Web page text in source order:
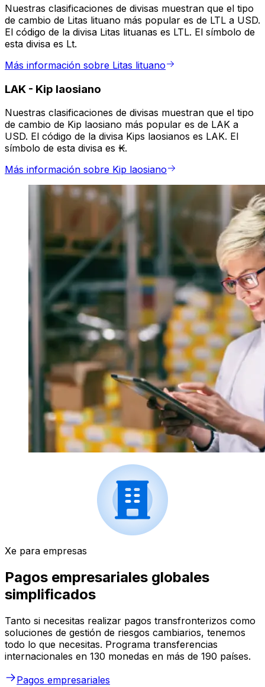
Nuestras clasificaciones de divisas muestran que el tipo
de cambio de Litas lituano más popular es de LTL a USD.
El código de la divisa Litas lituanas es LTL. El símbolo de
esta divisa es Lt.
Más información sobre Litas lituano
LAK - Kip laosiano
Nuestras clasificaciones de divisas muestran que el tipo
de cambio de Kip laosiano más popular es de LAK a
USD. El código de la divisa Kips laosianos es LAK. El
símbolo de esta divisa es ₭.
Más información sobre Kip laosiano
Xe para empresas
Pagos empresariales globales
simplificados
Tanto si necesitas realizar pagos transfronterizos como
soluciones de gestión de riesgos cambiarios, tenemos
todo lo que necesitas. Programa transferencias
internacionales en 130 monedas en más de 190 países.
Pagos empresariales